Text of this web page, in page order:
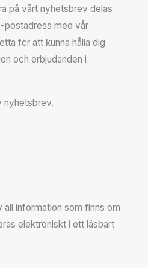
på vårt nyhetsbrev delas
postadress med vår
för att kunna hålla dig
och erbjudanden i
nyhetsbrev.
all information som finns om
elektroniskt i ett läsbart